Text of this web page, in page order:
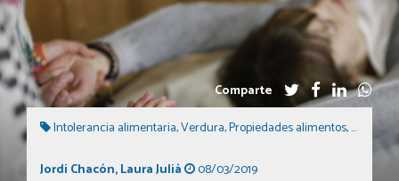
Comparte
Intolerancia alimentaria,Verdura,Propiedades alimentos,Dieta
Jordi Chacón,Laura Julià 08/03/2019